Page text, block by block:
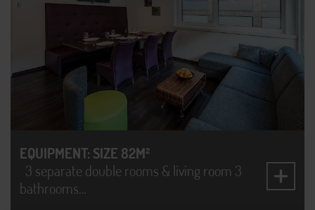
EQUIPMENT: SIZE 82M²
3 separate double rooms & living room 3
bathrooms…